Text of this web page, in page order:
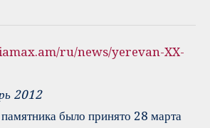
ru/news/yerevan-XX-
2012
было принято 28 марта